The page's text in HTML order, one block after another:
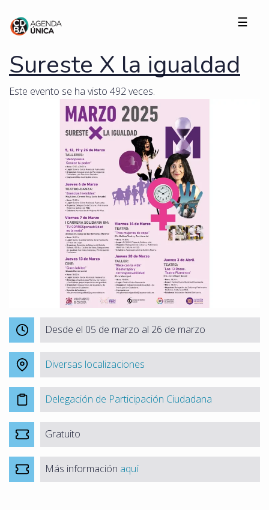
☰
Sureste X la igualdad
Este evento se ha visto 492 veces.
Desde el 05 de marzo al 26 de marzo
Diversas localizaciones
Delegación de Participación Ciudadana
Gratuito
Más información aquí